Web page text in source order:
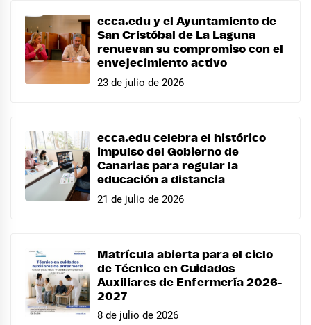
ecca.edu y el Ayuntamiento de
San Cristóbal de La Laguna
renuevan su compromiso con el
envejecimiento activo
23 de julio de 2026
ecca.edu celebra el histórico
impulso del Gobierno de
Canarias para regular la
educación a distancia
21 de julio de 2026
Matrícula abierta para el ciclo
de Técnico en Cuidados
Auxiliares de Enfermería 2026-
2027
8 de julio de 2026